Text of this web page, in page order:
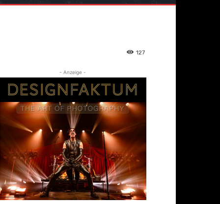
127
- Anzeige -